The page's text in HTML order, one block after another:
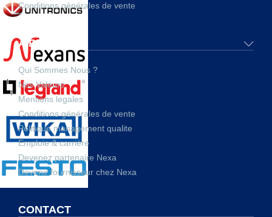
Conditions générales de vente
A PROPOS
Qui Sommes Nous ?
Nos Valeurs
Mentions legales
Conditions générales de vente
Politique management qualite
Emploie & carrière
Devenez partenaire Nexa
Devenir fournisseur chez Nexa
CONTACT